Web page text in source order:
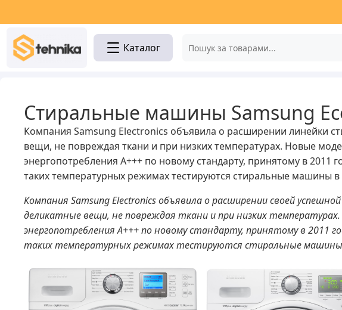
Каталог
Стиральные машины Samsung
Компания Samsung Electronics объявила о расширении линейки
вещи, не повреждая ткани и при низких температурах. Новые
энергопотребления А+++ по новому стандарту, принятому в
таких температурных режимах тестируются стиральные машины в
Компания Samsung Electronics объявила о расширении своей
деликатные вещи, не повреждая ткани и при низких
энергопотребления А+++ по новому стандарту, принятому в 2011
таких температурных режимах тестируются стиральные